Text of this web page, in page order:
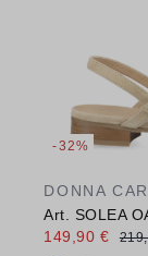
-32%
DONNA
Art. SOLEA
149,90 €